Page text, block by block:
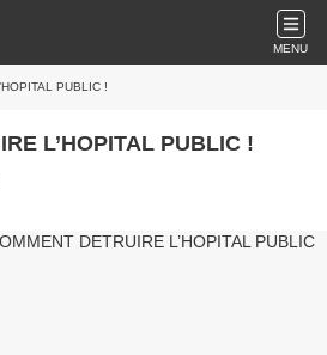
MENU
PUBLIC !
L’HOPITAL PUBLIC !